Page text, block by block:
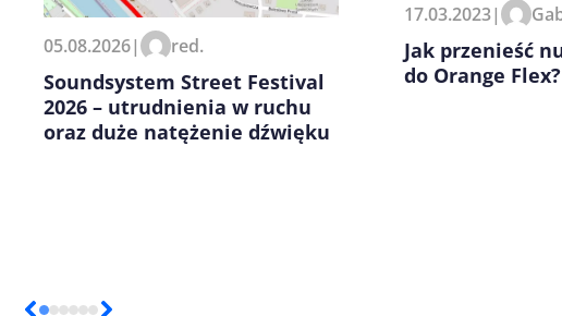
Zapamiętaj moje dane w tej
kolejnych komentarzy.
05.08.2026| red.
Soundsystem Street Festival
2026 – utrudnienia w ruchu
oraz duże natężenie dźwięku
17.03.2023|
Jak przenieść
do Orange Flex?